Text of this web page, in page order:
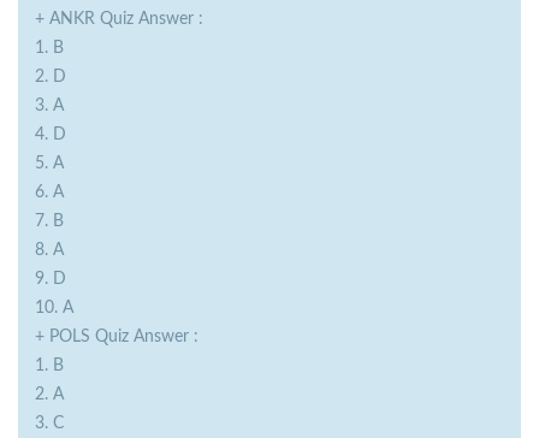
+ ANKR Quiz Answer :
1. B
2. D
3. A
4. D
5. A
6. A
7. B
8. A
9. D
10. A
+ POLS Quiz Answer :
1. B
2. A
3. C